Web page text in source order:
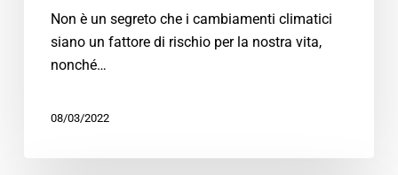
Non è un segreto che i cambiamenti climatici
siano un fattore di rischio per la nostra vita,
nonché…
08/03/2022